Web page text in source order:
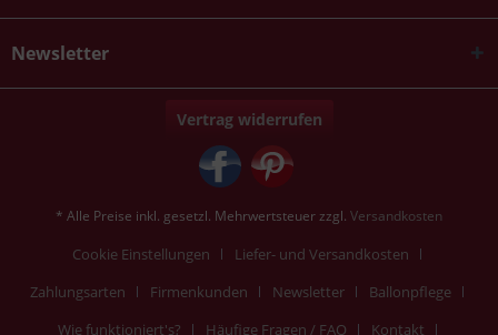
Newsletter
Vertrag widerrufen
* Alle Preise inkl. gesetzl. Mehrwertsteuer zzgl. Versandkosten
Cookie Einstellungen
Liefer- und Versandkosten
Zahlungsarten
Firmenkunden Newsletter
Ballonpflege
Wie funktioniert's?
Häufige Fragen / FAQ Kontakt